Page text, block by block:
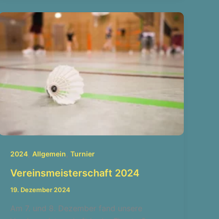
2024,Allgemein,Turnier
Vereinsmeisterschaft 2024
19. Dezember 2024
Am 7. und 8. Dezember fand unsere